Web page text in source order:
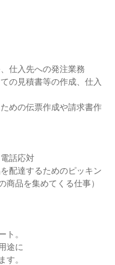
商品を集めてくる仕事）
ト。
途に
す。